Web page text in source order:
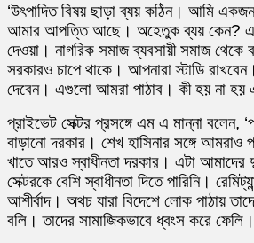
‘উৎপাদিত বিষয় ছাড়া ব্যয় কঠিন। আমি
আমার আপত্তি আছে। অহেতুক ব্যয় কেন?
দেওয়া। নাগরিক সমাজ ব্যবসায়ী সমাজ থেকে
সরকারও চাপে থাকে। আপনারা স্টাডি
দেবেন। এগুলো আমরা পাঠাব। কী হয় না হয়
প্রাইভেট সেক্টর প্রসঙ্গে এম এ মান্না বলেন,
বাড়ানো দরকার। শেখ হাসিনার সঙ্গে আমরাও
খাতে আরও স্বাধীনতা দরকার। এটা আমাদের
সেক্টরকে বেশি স্বাধীনতা দিতে পারিনি।
আশীর্বাদ। অথচ যারা বিদেশে লোক পাঠায়
বলি। তাদের সামাজিকভাবে ধ্বংস করে